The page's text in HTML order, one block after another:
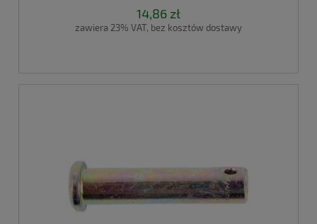
14,86 zł
zawiera 23% VAT, bez kosztów dostawy